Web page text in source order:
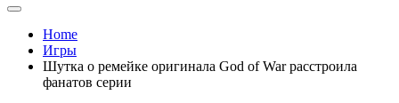
Home
Игры
Шутка о ремейке оригинала God of War расстроила
фанатов серии